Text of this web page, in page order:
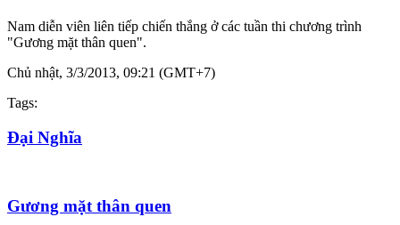
Nam diễn viên liên tiếp chiến thắng ở các tuần thi chương trình
"Gương mặt thân quen".
Chủ nhật, 3/3/2013, 09:21 (GMT+7)
Tags:
Đại Nghĩa
Gương mặt thân quen